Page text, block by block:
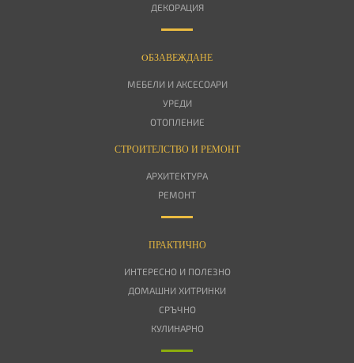
ДЕКОРАЦИЯ
OБЗАВЕЖДАНЕ
МЕБЕЛИ И АКСЕСОАРИ
УРЕДИ
ОТОПЛЕНИЕ
СТРОИТЕЛСТВО И РЕМОНТ
АРХИТЕКТУРА
РЕМОНТ
ПРАКТИЧНО
ИНТЕРЕСНО И ПОЛЕЗНО
ДОМАШНИ ХИТРИНКИ
СРЪЧНО
КУЛИНАРНО